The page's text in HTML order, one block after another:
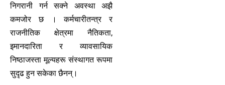
निगरानी गर्न सक्ने अवस्था अझै
कमजोर छ । कर्मचारीतन्त्र र
राजनीतिक क्षेत्रमा नैतिकता,
इमानदारिता र व्यावसायिक
निष्ठाजस्ता मूल्यहरू संस्थागत रूपमा
सुदृढ हुन सकेका छैनन्।